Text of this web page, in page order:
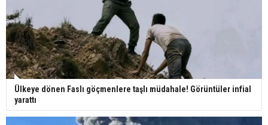
Ülkeye dönen Faslı göçmenlere taşlı müdahale! Görüntüler infial
yarattı